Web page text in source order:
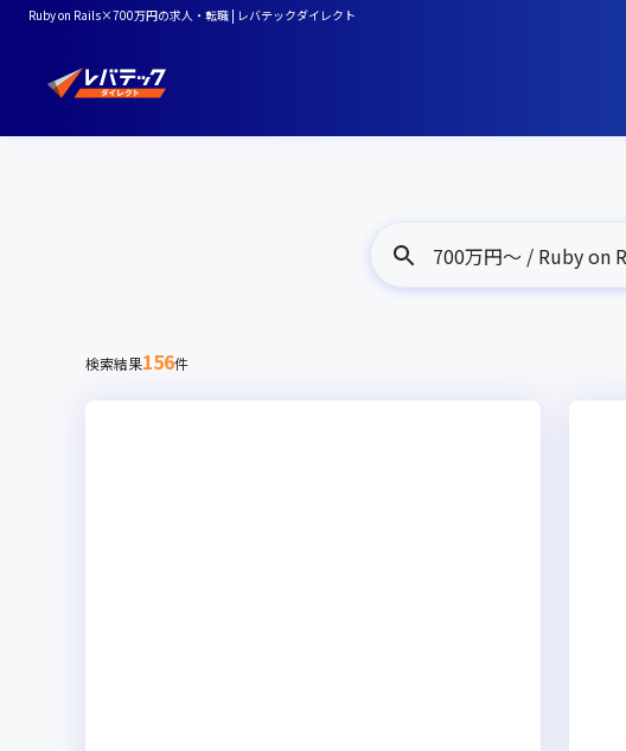
Ruby on Rails×700万円の求人・転職 | レバテックダイレクト
700万円〜 / Ruby on
検索結果156件